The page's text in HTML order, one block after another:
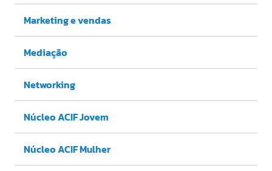
Marketing e vendas
Mediação
Networking
Núcleo ACIF Jovem
Núcleo ACIF Mulher